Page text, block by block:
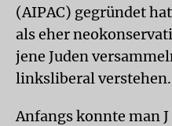
(AIPAC) gegründet
als eher
jene Juden
linksliberal verstehen.
Anfangs konnte man